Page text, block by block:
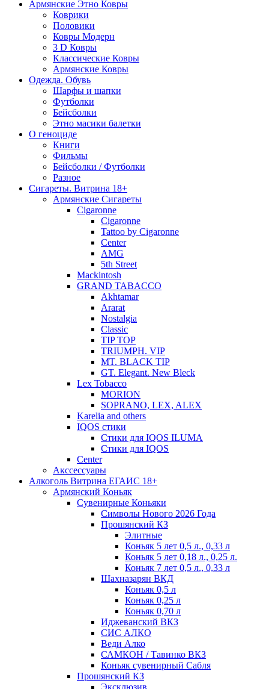
Армянские Этно Ковры
Коврики
Половики
Ковры Модерн
3 D Ковры
Классические Ковры
Армянские Ковры
Одежда. Обувь
Шарфы и шапки
Футболки
Бейсболки
Этно масики балетки
О геноциде
Книги
Фильмы
Бейсболки / Футболки
Разное
Сигареты. Витрина 18+
Армянские Сигареты
Cigaronne
Cigaronne
Tattoo by Cigaronne
Center
AMG
5th Street
Mackintosh
GRAND TABACCO
Akhtamar
Ararat
Nostalgia
Classic
TIP TOP
TRIUMPH. VIP
MT. BLACK TIP
GT. Elegant. New Bleck
Lex Tobacco
MORION
SOPRANO, LEX, ALEX
Karelia and others
IQOS стики
Стики для IQOS ILUMA
Стики для IQOS
Сenter
Акссессуары
Алкоголь Витрина ЕГАИС 18+
Армянский Коньяк
Сувенирные Коньяки
Символы Нового 2026 Года
Прошянский КЗ
Элитные
Коньяк 5 лет 0,5 л., 0,33 л
Коньяк 5 лет 0,18 л., 0,25 л.
Коньяк 7 лет 0,5 л., 0,33 л
Шахназарян ВКД
Коньяк 0,5 л
Коньяк 0,25 л
Коньяк 0,70 л
Иджеванский ВКЗ
СИС АЛКО
Веди Алко
САМКОН / Тавинко ВКЗ
Коньяк сувенирный Сабля
Прошянский КЗ
Эксклюзив